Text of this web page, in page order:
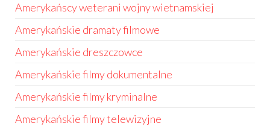
Amerykańscy weterani wojny wietnamskiej
Amerykańskie dramaty filmowe
Amerykańskie dreszczowce
Amerykańskie filmy dokumentalne
Amerykańskie filmy kryminalne
Amerykańskie filmy telewizyjne